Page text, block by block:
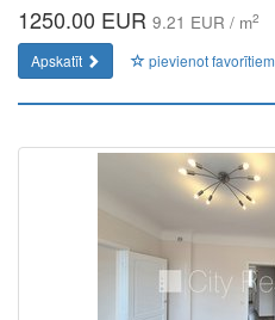
1250.00 EUR 9.21 EUR / m2
Apskatīt pievienot favorītiem